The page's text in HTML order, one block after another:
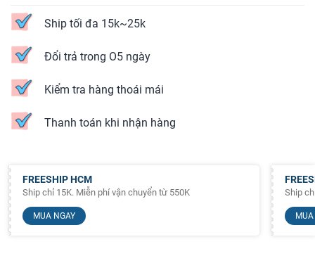
Ship tối đa 15k~25k
Đổi trả trong O5 ngày
Kiểm tra hàng thoái mái
Thanh toán khi nhận hàng
FREESHIP HCM
Ship chỉ 15K. Miễn phí vận chuyển từ 550K
MUA NGAY
Ship